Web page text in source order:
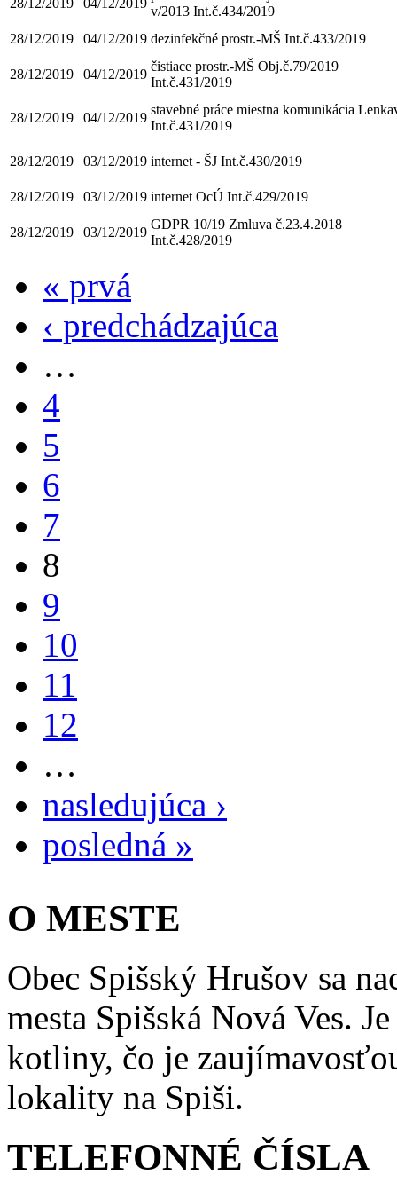
28/12/2019 04/12/2019
v/2013 Int.č.434/2019
28/12/2019
04/12/2019 dezinfekčné prostr.-MŠ Int.č.433/2019
28/12/2019 04/12/2019
čistiace prostr.-MŠ Obj.č.79/2019
Int.č.431/2019
28/12/2019 04/12/2019
stavebné práce miestna komunikácia
Int.č.431/2019
28/12/2019 03/12/2019 internet - ŠJ Int.č.430/2019
28/12/2019 03/12/2019 internet OcÚ Int.č.429/2019
28/12/2019 03/12/2019
GDPR 10/19 Zmluva č.23.4.2018
Int.č.428/2019
Stránky
« prvá
‹ predchádzajúca
…
4
5
6
7
8
9
10
11
12
…
nasledujúca ›
posledná »
O MESTE
Obec Spišský Hrušov sa
mesta Spišská Nová Ves.
kotliny, čo je
lokality na Spiši.
TELEFONNÉ ČÍSLA